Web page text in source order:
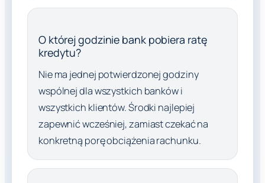
O której godzinie bank pobiera ratę
kredytu?
Nie ma jednej potwierdzonej godziny
wspólnej dla wszystkich banków i
wszystkich klientów. Środki najlepiej
zapewnić wcześniej, zamiast czekać na
konkretną porę obciążenia rachunku.